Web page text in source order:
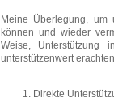
Meine Überlegung, um
können und wieder
Weise, Unterstützung
unterstützenwert
Direkte